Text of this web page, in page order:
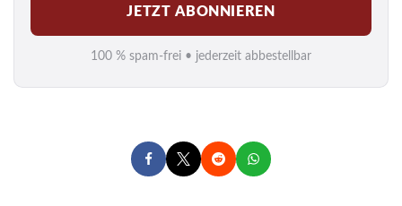
a
i
l
*
JETZT ABONNIEREN
100 % spam-frei • jederzeit abbestellbar